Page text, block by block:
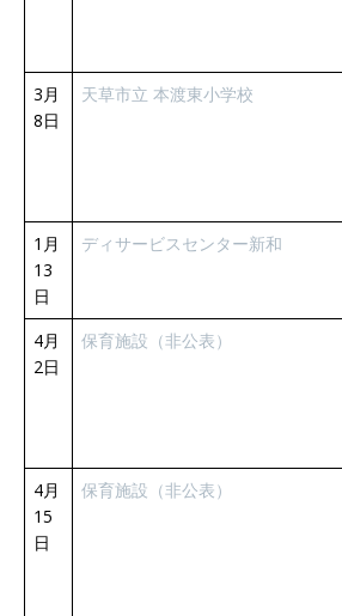
3月
8日
天草市立 本渡東小学校
1月
13
日
ディサービスセンター新和
4月
2日
保育施設（非公表）
4月
15
日
保育施設（非公表）